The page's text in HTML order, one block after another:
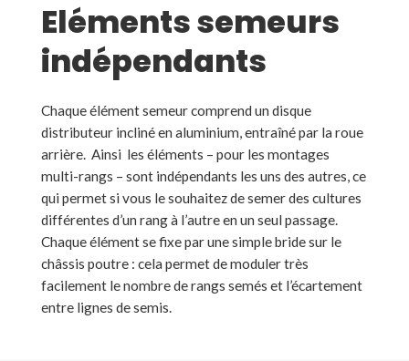
Eléments semeurs
indépendants
Chaque élément semeur comprend un disque
distributeur incliné en aluminium, entraîné par la roue
arrière. Ainsi les éléments – pour les montages
multi-rangs – sont indépendants les uns des autres, ce
qui permet si vous le souhaitez de semer des cultures
différentes d’un rang à l’autre en un seul passage.
Chaque élément se fixe par une simple bride sur le
châssis poutre : cela permet de moduler très
facilement le nombre de rangs semés et l’écartement
entre lignes de semis.